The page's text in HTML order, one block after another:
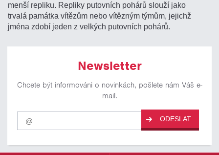
menší repliku. Repliky putovních pohárů slouží jako
trvalá památka vítězům nebo vítězným týmům, jejichž
jména zdobí jeden z velkých putovních pohárů.
Newsletter
Chcete být informováni o novinkách, pošlete nám Váš e-
mail.
Pro
odběr
našich
ODESLAT